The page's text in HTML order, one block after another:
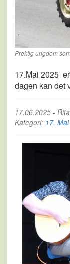
Prektig ungdom
17.Mai 2025
dagen kan det
17.06.2025 -
Kategori: 17. Mai